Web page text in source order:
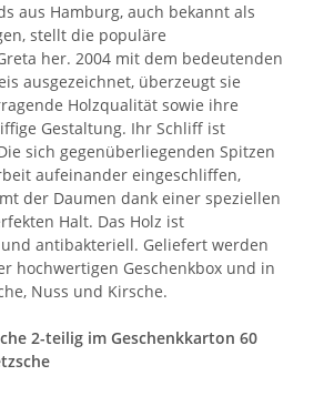
aus Hamburg, auch bekannt als
stellt die populäre
her. 2004 mit dem bedeutenden
ausgezeichnet, überzeugt sie
Holzqualität sowie ihre
Gestaltung. Ihr Schliff ist
sich gegenüberliegenden Spitzen
aufeinander eingeschliffen,
der Daumen dank einer speziellen
Halt. Das Holz ist
antibakteriell. Geliefert werden
hochwertigen Geschenkbox und in
Nuss und Kirsche.
2-teilig im Geschenkkarton 60